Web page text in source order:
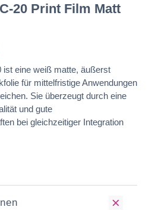
20 Print Film Matt
ist eine weiß matte, äußerst
für mittelfristige Anwendungen
Sie überzeugt durch eine
und gute
bei gleichzeitiger Integration